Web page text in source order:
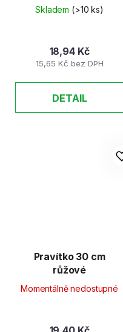
Skladem (>10 ks)
15,65 Kč bez DPH
18,94 Kč
DETAIL
Pravítko 30 cm
růžové
Momentálně nedostupné